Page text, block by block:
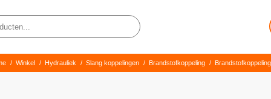
/ Winkel / Hydrauliek / Slang koppelingen / Brandstofkoppeling /